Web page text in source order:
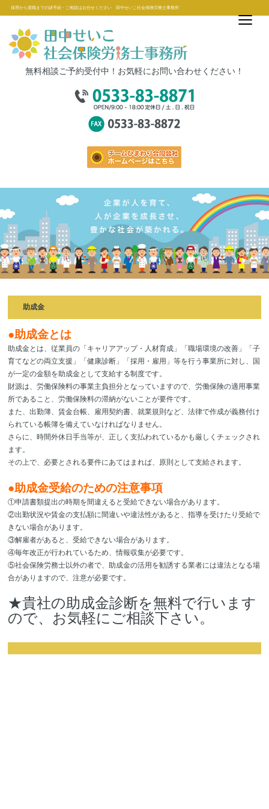
採用から退職までの諸手続・ご相談はお任せください 田中せいこ社会保険労務士事務所
無料相談ご予約受付中！お気軽にお問い合わせください！
助成金
●助成金とは
助成金とは、従業員の「キャリアアップ・人材育成」「職場環境の改善」「子
育てなどの両立支援」「健康診断」「採用・雇用」等を行う事業所に対し、国
が一定の金額を助成金として支給する制度です。
財源は、労働保険料の事業主負担分となっていますので、労働保険の適用事業
所であること、労働保険料の滞納がないことが要件です。
また、出勤簿、賃金台帳、雇用契約書、就業規則など、法律で作成が義務付け
られている帳簿を備えていなければなりません。
さらに、時間外休日手当等が、正しく支払われているかも厳しくチェックされ
ます。
その上で、必要とされる要件にあてはまれば、原則として支給されます。
●助成金受給のための注意事項
①申請書類提出の時期を間違えると受給できない場合があります。
②出勤状況や賃金の支払額に間違いや違法性があると、指導を受けたり受給で
きない場合があります。
③解雇者があると、受給できない場合があります。
④毎年改正が行われているため、情報収集が必要です。
⑤社会保険労務士以外の者で、助成金の活用を勧誘する業者には違法となる場
合がありますので、注意が必要です。
★貴社の助成金診断を無料で行います
ので、お気軽にご相談下さい。
≡